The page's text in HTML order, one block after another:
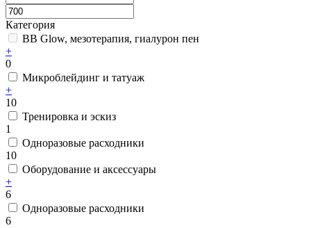
Категория
BB Glow, мезотерапия, гиалурон пен
+
0
Микроблейдинг и татуаж
+
10
Тренировка и эскиз
1
Одноразовые расходники
10
Оборудование и аксессуары
+
6
Одноразовые расходники
6